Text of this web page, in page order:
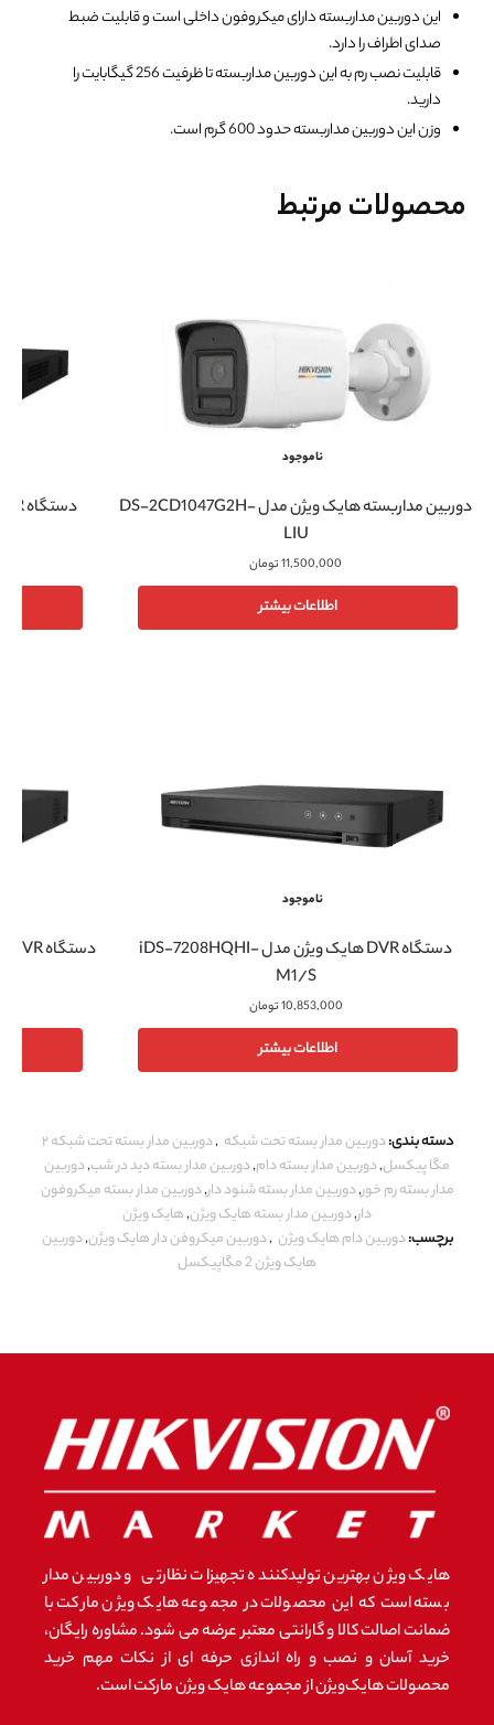
این دوربین مداربسته دارای میکروفون داخلی است و قابلیت ضبط
صدای اطراف را دارد.
قابلیت نصب رم به این دوربین مداربسته تا ظرفیت 256 گیگابایت را
دارید.
وزن این دوربین مداربسته حدود 600 گرم است.
محصولات مرتبط
ناموجود
دوربین مداربسته هایک ویژن مدل DS-2CD1047G2H-
LIU
11,500,000تومان
اطلاعات بیشتر
دستگاه NVR هایک ویژن مدل DS-7632NXI-K2
ناموجود
دستگاه DVR هایک ویژن مدل iDS-7208HQHI-
M1/S
10,853,000تومان
اطلاعات بیشتر
دستگاه DVR هایک ویژن مدل iDS-7216HQHI-M1/S
دسته بندی:دوربین مدار بسته تحت شبکه ,
دوربین مدار بسته تحت شبکه ۲
مگا پیکسل,دوربین مدار بسته دام,دوربین مدار بسته دید در شب,دوربین
مدار بسته رم خور,دوربین مدار بسته شنود دار,دوربین مدار بسته میکروفون
دار,دوربین مدار بسته هایک ویژن,هایک ویژن
برچسب:دوربین دام هایک ویژن ,دوربین میکروفن دار هایک ویژن,دوربین
هایک ویژن 2 مگاپیکسل
هایک ویژن بهترین تولیدکننده تجهیزات نظارتی و دوربین مدار
بسته است که این محصولات در مجموعه هایک ویژن مارکت با
ضمانت اصالت کالا و گارانتی معتبر عرضه می شود. مشاوره رایگان،
خرید آسان و نصب و راه اندازی حرفه ای از نکات مهم خرید
محصولات هایک‌ویژن از مجموعه هایک ویژن مارکت است.